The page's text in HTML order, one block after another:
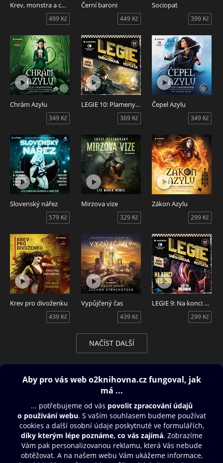
Krev, monstra a cukroví
499 Kč
Černí baroni
449 Kč
Sociopat
399 Kč
Chrám Azylu
349 Kč
LEGIE 10: Plameny války
369 Kč
Čepel Azylu
349 Kč
Slovenský nářez
579 Kč
Mirzova vize
329 Kč
Zákon Azylu
299 Kč
Krev pro divoženku
439 Kč
Vypůjčený čas
439 Kč
LEGIE 9: Na konci vesmíru
299 Kč
NAČÍST DALŠÍ
Obsah ke stažení
Moje O2 Knihovna
Další zábava